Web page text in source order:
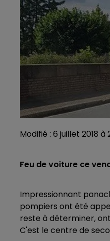
Modifié : 6 juillet 2018 à
Feu de voiture ce
Impressionnant
pompiers ont été
reste à déterminer,
C'est le centre de